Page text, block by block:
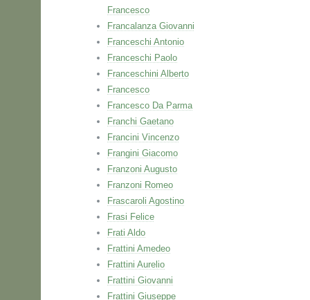
Francesco
Francalanza Giovanni
Franceschi Antonio
Franceschi Paolo
Franceschini Alberto
Francesco
Francesco Da Parma
Franchi Gaetano
Francini Vincenzo
Frangini Giacomo
Franzoni Augusto
Franzoni Romeo
Frascaroli Agostino
Frasi Felice
Frati Aldo
Frattini Amedeo
Frattini Aurelio
Frattini Giovanni
Frattini Giuseppe